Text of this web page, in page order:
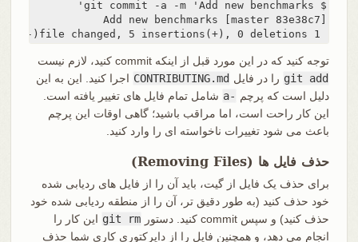
[master 83e38c7] Add new benchmarks
توجه کنید که در این مورد قبل از اینکه commit کنید، لازم نیست
git add را در فایل CONTRIBUTING.md اجرا کنید. این به این
دلیل است که پرچم -a
شامل تمام فایل های تغییر یافته است.
این کار راحت است، اما مراقب باشید؛ گاهی اوقات این پرچم
باعث می شود تغییرات ناخواسته ای را وارد کنید.
حذف فایل ها (Removing Files)
برای حذف یک فایل از گیت، باید آن را از فایل های ردیابی شده
خود حذف کنید (به طور دقیق تر، آن را از منطقه ردیابی شده خود
حذف کنید) و سپس commit کنید. دستور
git rm این کار را
انجام می دهد، و همچنین فایل را از دایرکتوری کاری شما حذف